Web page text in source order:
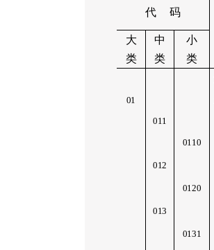
代 码
大
类
中
类
小
类
01
011
0110
012
0120
013
0131